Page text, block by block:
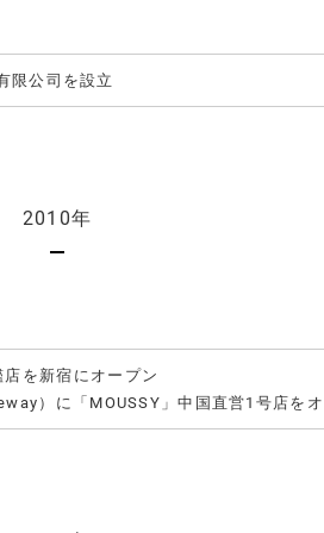
限公司を設立
2010年
店を新宿にオープン
）に「MOUSSY」中国直営1号店を